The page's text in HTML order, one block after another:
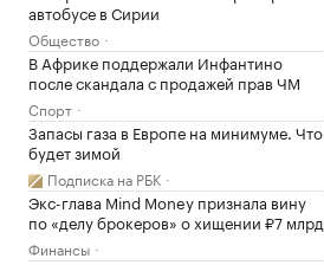
автобусе в Сирии
Общество
В Африке поддержали Инфантино
после скандала с продажей прав ЧМ
Спорт
Запасы газа в Европе на минимуме. Что
будет зимой
Подписка на РБК
Экс-глава Mind Money признала вину
по «делу брокеров» о хищении ₽7 млрд
Финансы